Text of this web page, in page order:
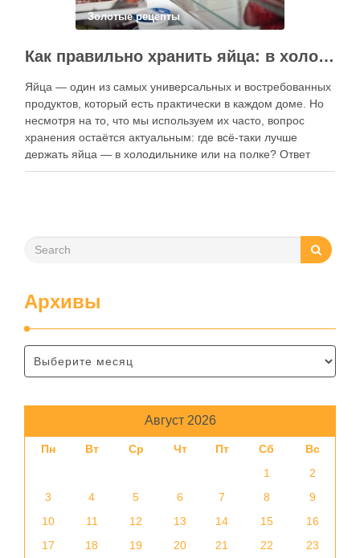
Золотые рецепты
Как правильно хранить яйца: в холодильнике или на полке?
Яйца — один из самых универсальных и востребованных
продуктов, который есть практически в каждом доме. Но
несмотря на то, что мы используем их часто, вопрос
хранения остаётся актуальным: где всё-таки лучше
держать яйца — в холодильнике или на полке? Ответ
зависит от нескольких факторов, включая температуру
Архивы
Август 2026
Пн Вт Ср Чт Пт Сб
Вс
1
2
3
4 5 6 7 8
9
10
11 12 13 14 15
16
17
18 19 20 21 22
23